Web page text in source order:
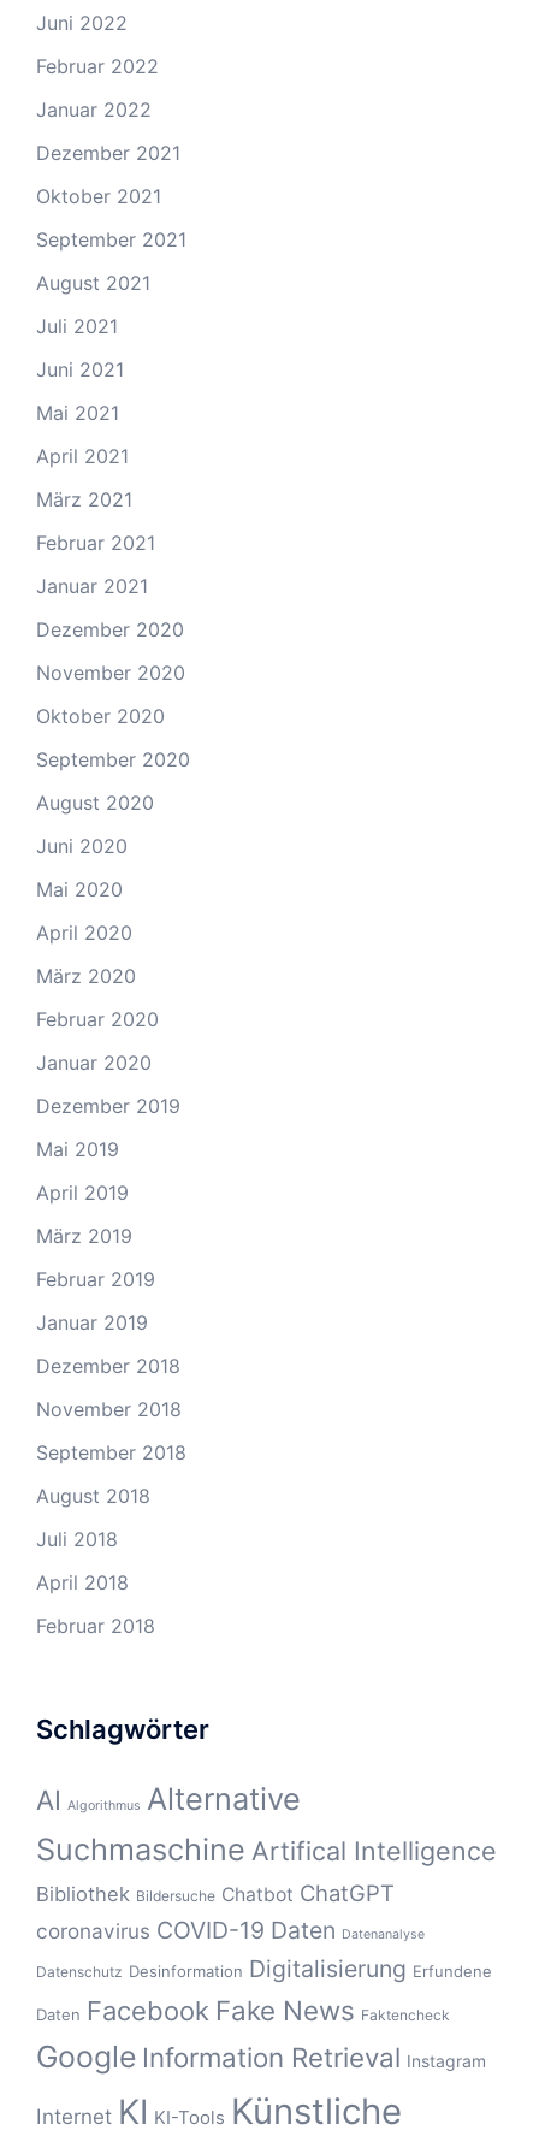
Juni 2022
Februar 2022
Januar 2022
Dezember 2021
Oktober 2021
September 2021
August 2021
Juli 2021
Juni 2021
Mai 2021
April 2021
März 2021
Februar 2021
Januar 2021
Dezember 2020
November 2020
Oktober 2020
September 2020
August 2020
Juni 2020
Mai 2020
April 2020
März 2020
Februar 2020
Januar 2020
Dezember 2019
Mai 2019
April 2019
März 2019
Februar 2019
Januar 2019
Dezember 2018
November 2018
September 2018
August 2018
Juli 2018
April 2018
Februar 2018
Schlagwörter
AI Algorithmus Alternative
Suchmaschine Artifical Intelligence
Bibliothek Bildersuche Chatbot ChatGPT
coronavirus COVID-19 Daten Datenanalyse
Datenschutz Desinformation Digitalisierung Erfundene
Daten Facebook Fake News Faktencheck
Google Information Retrieval Instagram
Internet KI KI-Tools Künstliche